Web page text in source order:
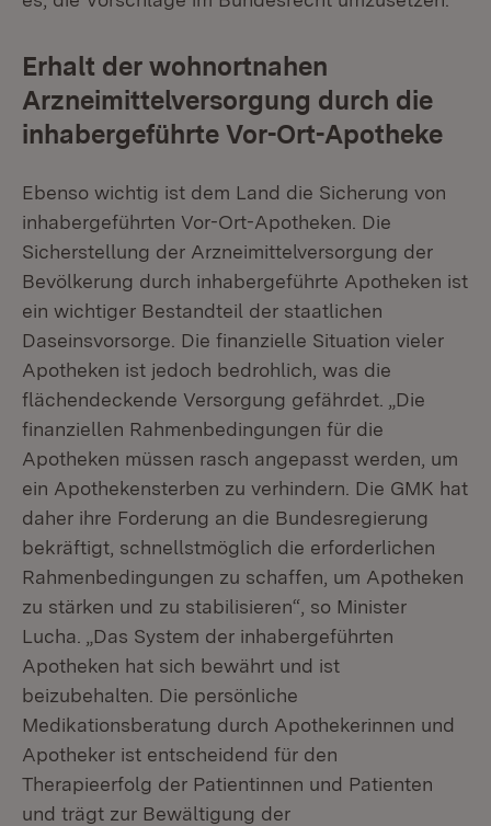
Erhalt der wohnortnahen
Arzneimittelversorgung durch die
inhabergeführte Vor-Ort-Apotheke
Ebenso wichtig ist dem Land die Sicherung von
inhabergeführten Vor-Ort-Apotheken. Die
Sicherstellung der Arzneimittelversorgung der
Bevölkerung durch inhabergeführte Apotheken ist
ein wichtiger Bestandteil der staatlichen
Daseinsvorsorge. Die finanzielle Situation vieler
Apotheken ist jedoch bedrohlich, was die
flächendeckende Versorgung gefährdet. „Die
finanziellen Rahmenbedingungen für die
Apotheken müssen rasch angepasst werden, um
ein Apothekensterben zu verhindern. Die GMK hat
daher ihre Forderung an die Bundesregierung
bekräftigt, schnellstmöglich die erforderlichen
Rahmenbedingungen zu schaffen, um Apotheken
zu stärken und zu stabilisieren“, so Minister
Lucha. „Das System der inhabergeführten
Apotheken hat sich bewährt und ist
beizubehalten. Die persönliche
Medikationsberatung durch Apothekerinnen und
Apotheker ist entscheidend für den
Therapieerfolg der Patientinnen und Patienten
und trägt zur Bewältigung der